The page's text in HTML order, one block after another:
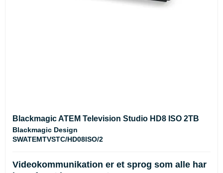
Blackmagic ATEM Television Studio HD8 ISO 2TB
Blackmagic Design
SWATEMTVSTC/HD08ISO/2
Videokommunikation er et sprog som alle har